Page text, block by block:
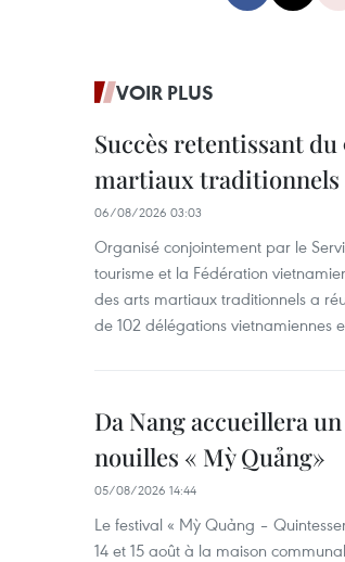
VOIR PLUS
Succès retentissant
martiaux traditionnels
06/08/2026 03:03
Organisé conjointement par le
tourisme et la Fédération
des arts martiaux traditionnels a
de 102 délégations vietnamiennes
Da Nang accueillera
nouilles « Mỳ Quảng»
05/08/2026 14:44
Le festival « Mỳ Quảng –
14 et 15 août à la maison